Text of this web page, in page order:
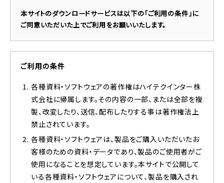
本サイトのダウンロードサービスは以下の「ご利用の条件」に
ご同意いただいた上でご利用をお願いいたします。
ご利用の条件
各種資料・ソフトウェアの著作権はハイテクインター株
式会社に帰属します。その内容の一部、または全部を複
製、改変したり、送信、配布したりする事は著作権法上
禁止されています。
各種資料・ソフトウェアは、製品をご購入いただいたお
客様のための資料・データであり、製品のご使用者がご
使用になることを想定しています。本サイトで公開して
いる各種資料・ソフトウェアについて、製品を購入され